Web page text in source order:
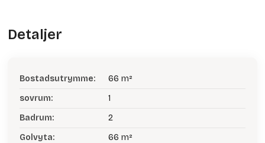
Detaljer
Bostadsutrymme:
66 m²
sovrum:
1
Badrum:
2
Golvyta:
66 m²